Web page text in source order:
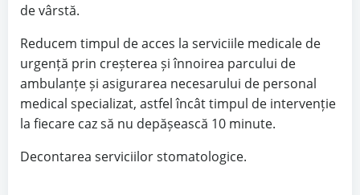
de vârstă.
Reducem timpul de acces la serviciile medicale de
urgență prin creșterea și înnoirea parcului de
ambulanțe și asigurarea necesarului de personal
medical specializat, astfel încât timpul de intervenție
la fiecare caz să nu depășească 10 minute.
Decontarea serviciilor stomatologice.